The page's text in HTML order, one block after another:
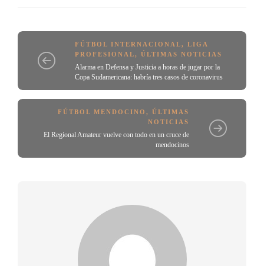
FÚTBOL INTERNACIONAL, LIGA
PROFESIONAL, ÚLTIMAS NOTICIAS
Alarma en Defensa y Justicia a horas de jugar por la
Copa Sudamericana: habría tres casos de coronavirus
FÚTBOL MENDOCINO , ÚLTIMAS
NOTICIAS
El Regional Amateur vuelve con todo en un cruce de
mendocinos